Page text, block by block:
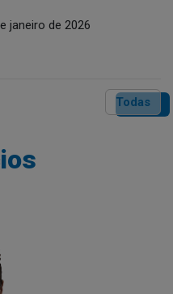
janeiro de 2026
Todas